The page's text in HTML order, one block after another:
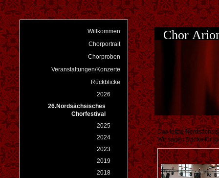
Willkommen
Chorportrait
Chorproben
Veranstaltungen/Konzerte
Rückblicke
2026
26.Nordsächsisches
Chorfestival
2025
2024
2023
2019
2018
Chor
Das letzte
Wir sagen Danke für